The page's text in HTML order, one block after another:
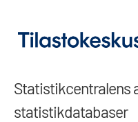
Statistikcentralens
statistikdatabaser